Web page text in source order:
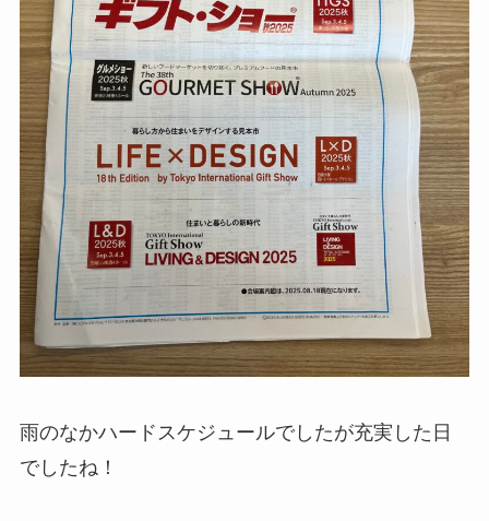
雨のなかハードスケジュールでしたが充実した日
でしたね！